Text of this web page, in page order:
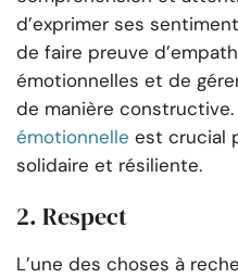
d’exprimer ses
de faire preuve
émotionnelles et de
de manière constructive.
émotionnelle est crucial
solidaire et résiliente.
2. Respect
L’une des choses à